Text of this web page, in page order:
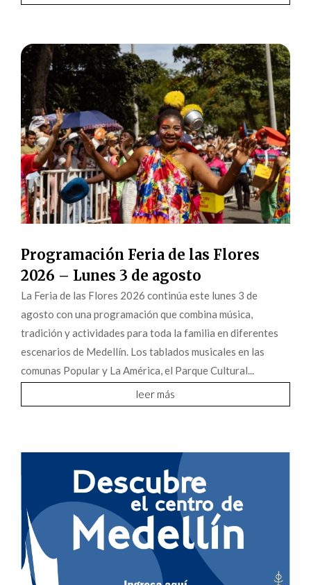
Programación Feria de las Flores
2026 – Lunes 3 de agosto
La Feria de las Flores 2026 continúa este lunes 3 de
agosto con una programación que combina música,
tradición y actividades para toda la familia en diferentes
escenarios de Medellín. Los tablados musicales en las
comunas Popular y La América, el Parque Cultural...
leer más